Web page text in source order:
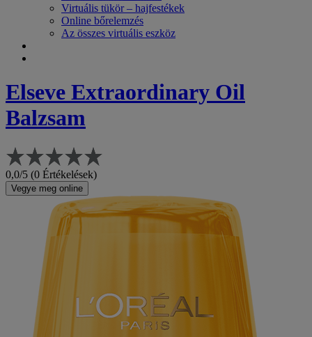
Virtuális tükör – hajfestékek
Online bőrelemzés
Az összes virtuális eszköz
Elseve Extraordinary Oil
Balzsam
0,0/5 (0 Értékelések)
Vegye meg online